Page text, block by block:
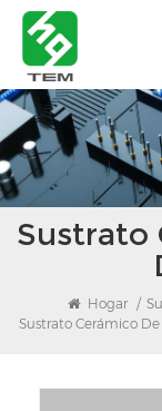
Sustrato
Hogar /
Sustrato Cerámico